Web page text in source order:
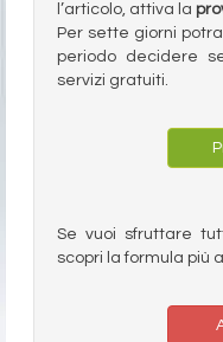
l’articolo, attiva la
Per sette giorni
periodo decidere
servizi gratuiti.
Se vuoi sfruttare
scopri la formula più